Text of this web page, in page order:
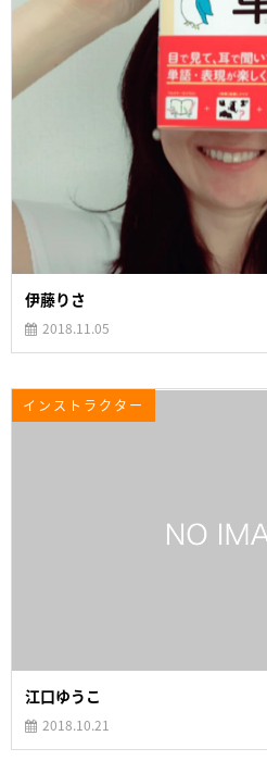
伊藤りさ
2018.11.05
インストラクター
江口ゆうこ
2018.10.21